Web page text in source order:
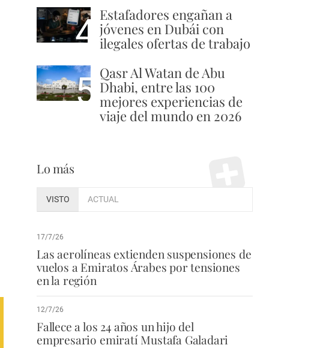
4 Estafadores engañan a
jóvenes en Dubái con
ilegales ofertas de trabajo
5 Qasr Al Watan de Abu
Dhabi, entre las 100
mejores experiencias de
viaje del mundo en 2026
Lo más
VISTO ACTUAL
17/7/26
Las aerolíneas extienden suspensiones de
vuelos a Emiratos Árabes por tensiones
en la región
12/7/26
Fallece a los 24 años un hijo del
empresario emiratí Mustafa Galadari